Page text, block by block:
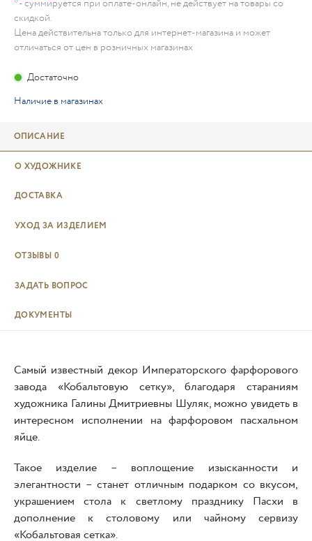
* - суммируется при оплате-онлайн, не действует на товары со
скидкой.
Цена действительна только для интернет-магазина и может
отличаться от цен в розничных магазинах
Достаточно
Наличие в магазинах
ОПИСАНИЕ
О ХУДОЖНИКЕ
ДОСТАВКА
УХОД ЗА ИЗДЕЛИЕМ
ОТЗЫВЫ 0
ЗАДАТЬ ВОПРОС
ДОКУМЕНТЫ
Самый известный декор Императорского фарфорового
завода «Кобальтовую сетку», благодаря стараниям
художника Галины Дмитриевны Шуляк, можно увидеть в
интересном исполнении на фарфоровом пасхальном
яйце.
Такое изделие – воплощение изысканности и
элегантности – станет отличным подарком со вкусом,
украшением стола к светлому празднику Пасхи в
дополнение к столовому или чайному сервизу
«Кобальтовая сетка».